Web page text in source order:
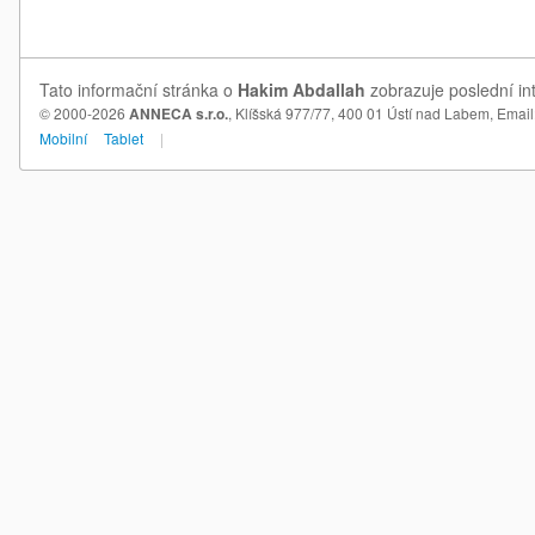
Tato informační stránka o Hakim Abdallah zobrazuje poslední
© 2000-2026 ANNECA s.r.o., Klíšská 977/77, 400 01 Ústí nad Labem,
Mobilní
Tablet |